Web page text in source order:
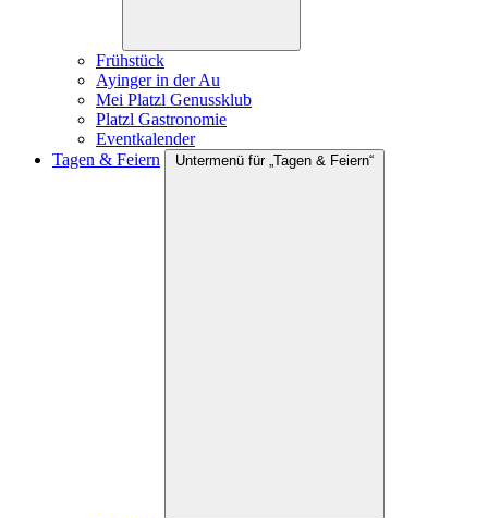
Frühstück
Ayinger in der Au
Mei Platzl Genussklub
Platzl Gastronomie
Eventkalender
Tagen & Feiern
Untermenü für „Tagen & Feiern“